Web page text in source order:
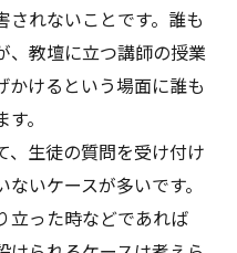
されないことです。誰も
、教壇に立つ講師の授業
かけるという場面に誰も
。
、生徒の質問を受け付け
いケースが多いです。
立った時などであれば